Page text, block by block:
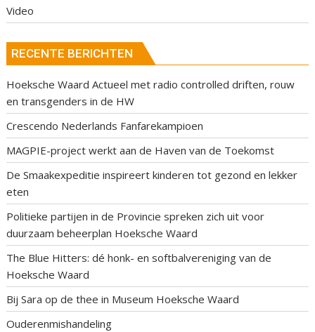
Video
RECENTE BERICHTEN
Hoeksche Waard Actueel met radio controlled driften, rouw
en transgenders in de HW
Crescendo Nederlands Fanfarekampioen
MAGPIE-project werkt aan de Haven van de Toekomst
De Smaakexpeditie inspireert kinderen tot gezond en lekker
eten
Politieke partijen in de Provincie spreken zich uit voor
duurzaam beheerplan Hoeksche Waard
The Blue Hitters: dé honk- en softbalvereniging van de
Hoeksche Waard
Bij Sara op de thee in Museum Hoeksche Waard
Ouderenmishandeling